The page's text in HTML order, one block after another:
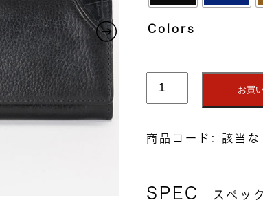
Colors
銭
個
お買
商品コード: 該当な
SPEC スペック